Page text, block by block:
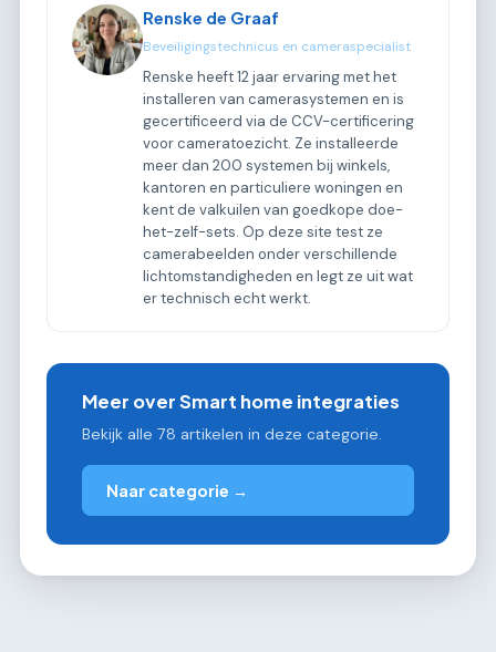
Renske de Graaf
Beveiligingstechnicus en cameraspecialist
Renske heeft 12 jaar ervaring met het
installeren van camerasystemen en is
gecertificeerd via de CCV-certificering
voor cameratoezicht. Ze installeerde
meer dan 200 systemen bij winkels,
kantoren en particuliere woningen en
kent de valkuilen van goedkope doe-
het-zelf-sets. Op deze site test ze
camerabeelden onder verschillende
lichtomstandigheden en legt ze uit wat
er technisch echt werkt.
Meer over Smart home integraties
Bekijk alle 78 artikelen in deze categorie.
Naar categorie →